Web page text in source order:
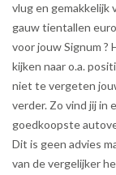
vlug en gemakkelijk
gauw tientallen
voor jouw Signum
kijken naar o.a.
niet te vergeten
verder. Zo vind jij in
goedkoopste
Dit is geen advies
van de vergelijker